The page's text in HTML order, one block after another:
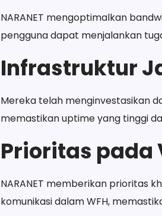
NARANET mengoptimalkan
pengguna dapat menjalankan
Infrastruktur
Mereka telah menginvestasikan
memastikan uptime yang tinggi
Prioritas pada
NARANET memberikan prioritas
komunikasi dalam WFH,